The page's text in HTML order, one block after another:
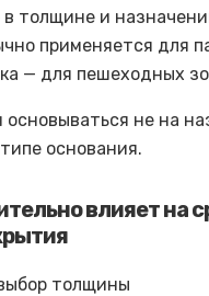
толщине и
применяется для
— для пешеходных
не на
основания.
влияет на
толщины